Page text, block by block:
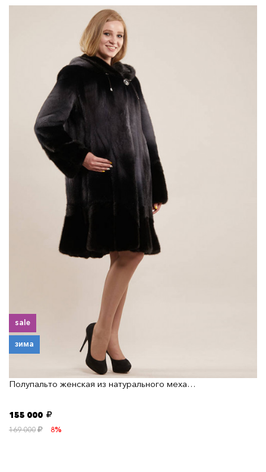
sale
зима
Полупальто женская из натурального меха…
155 000
169 000 8%